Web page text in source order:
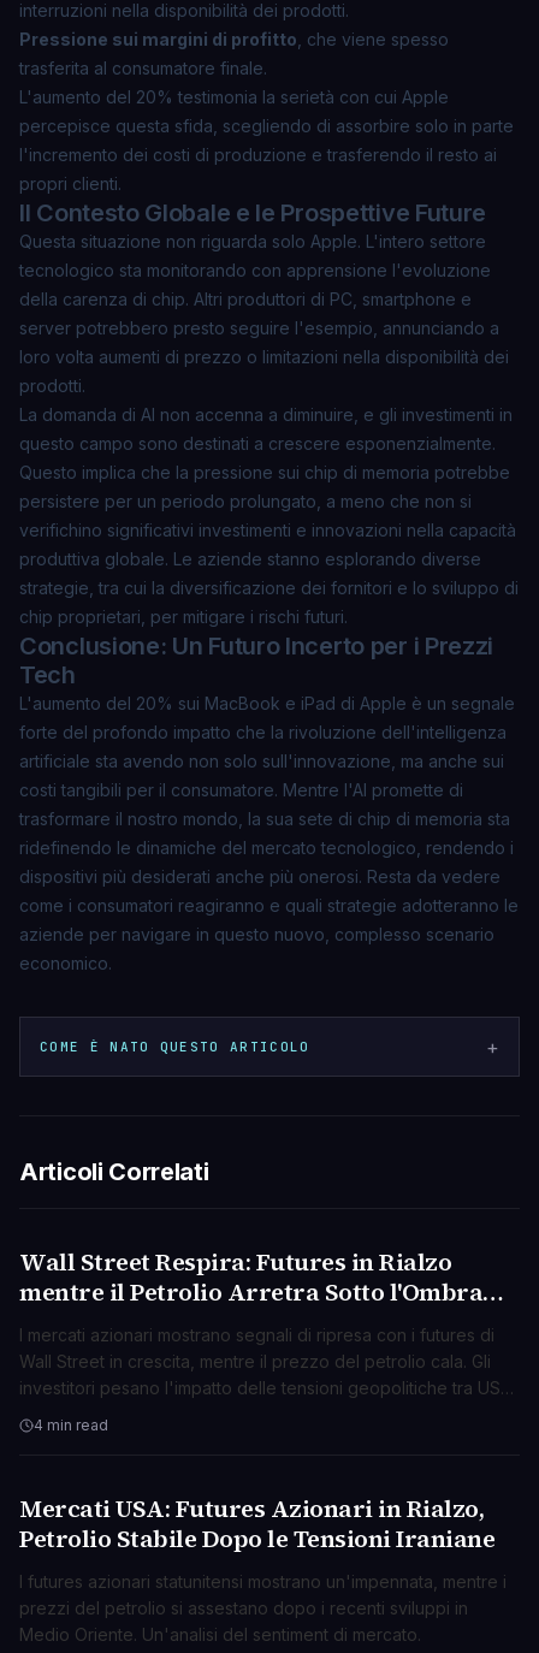
interruzioni nella disponibilità dei prodotti.
Pressione sui margini di profitto , che viene spesso
trasferita al consumatore finale.
L'aumento del 20% testimonia la serietà con cui Apple
percepisce questa sfida, scegliendo di assorbire solo in parte
l'incremento dei costi di produzione e trasferendo il resto ai
propri clienti.
Il Contesto Globale e le Prospettive Future
Questa situazione non riguarda solo Apple. L'intero settore
tecnologico sta monitorando con apprensione l'evoluzione
della carenza di chip. Altri produttori di PC, smartphone e
server potrebbero presto seguire l'esempio, annunciando a
loro volta aumenti di prezzo o limitazioni nella disponibilità dei
prodotti.
La domanda di AI non accenna a diminuire, e gli investimenti in
questo campo sono destinati a crescere esponenzialmente.
Questo implica che la pressione sui chip di memoria potrebbe
persistere per un periodo prolungato, a meno che non si
verifichino significativi investimenti e innovazioni nella capacità
produttiva globale. Le aziende stanno esplorando diverse
strategie, tra cui la diversificazione dei fornitori e lo sviluppo di
chip proprietari, per mitigare i rischi futuri.
Conclusione: Un Futuro Incerto per i Prezzi
Tech
L'aumento del 20% sui MacBook e iPad di Apple è un segnale
forte del profondo impatto che la rivoluzione dell'intelligenza
artificiale sta avendo non solo sull'innovazione, ma anche sui
costi tangibili per il consumatore. Mentre l'AI promette di
trasformare il nostro mondo, la sua sete di chip di memoria sta
ridefinendo le dinamiche del mercato tecnologico, rendendo i
dispositivi più desiderati anche più onerosi. Resta da vedere
come i consumatori reagiranno e quali strategie adotteranno le
aziende per navigare in questo nuovo, complesso scenario
economico.
COME È NATO QUESTO ARTICOLO +
Articoli Correlati
BUSINESS
Wall Street Respira: Futures in Rialzo
mentre il Petrolio Arretra Sotto l'Ombra
delle Tensioni USA-Iran
I mercati azionari mostrano segnali di ripresa con i futures di
Wall Street in crescita, mentre il prezzo del petrolio cala. Gli
investitori pesano l'impatto delle tensioni geopolitiche tra USA
e Iran.
4 min read
BUSINESS
Mercati USA: Futures Azionari in Rialzo,
Petrolio Stabile Dopo le Tensioni Iraniane
I futures azionari statunitensi mostrano un'impennata, mentre i
prezzi del petrolio si assestano dopo i recenti sviluppi in
Medio Oriente. Un'analisi del sentiment di mercato.